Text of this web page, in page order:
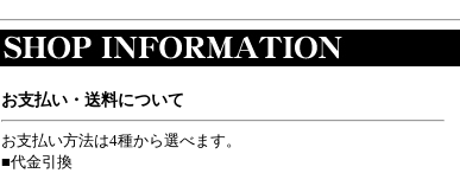
お支払い・送料について
お支払い方法は4種から選べます。
■代金引換